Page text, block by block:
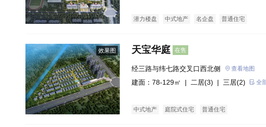
潜力楼盘 中式地产 名企盘 普通住宅
效果图 天宝华庭 在售
经三路与纬七路交叉口西北侧 查看地图
建面：78-129㎡ | 二居(3) | 三居(2) 全
中式地产 庭院式住宅 普通住宅